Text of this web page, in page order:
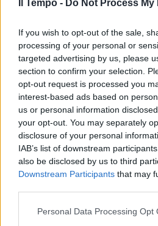
Il Tempo - Do Not Process
If you wish to opt-out of the sale,
processing of your personal or
targeted advertising by us, please
section to confirm your selection.
opt-out request is processed you
interest-based ads based on
us or personal information
your opt-out. You may separately
disclosure of your personal
IAB’s list of downstream
also be disclosed by us to third
Downstream Participants that may
Personal Data Processing Opt
TORMENTONE
Guardate che faccette!
è tutta un'emoticon
30/09/2020
GIOVANI DIVE CRESCONO
La "Undici" di Stranger
festeggia il compleanno